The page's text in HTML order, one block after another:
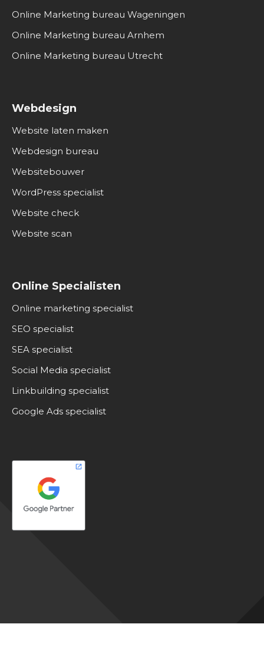
Online Marketing bureau Wageningen
Online Marketing bureau Arnhem
Online Marketing bureau Utrecht
Webdesign
Website laten maken
Webdesign bureau
Websitebouwer
WordPress specialist
Website check
Website scan
Online Specialisten
Online marketing specialist
SEO specialist
SEA specialist
Social Media specialist
Linkbuilding specialist
Google Ads specialist